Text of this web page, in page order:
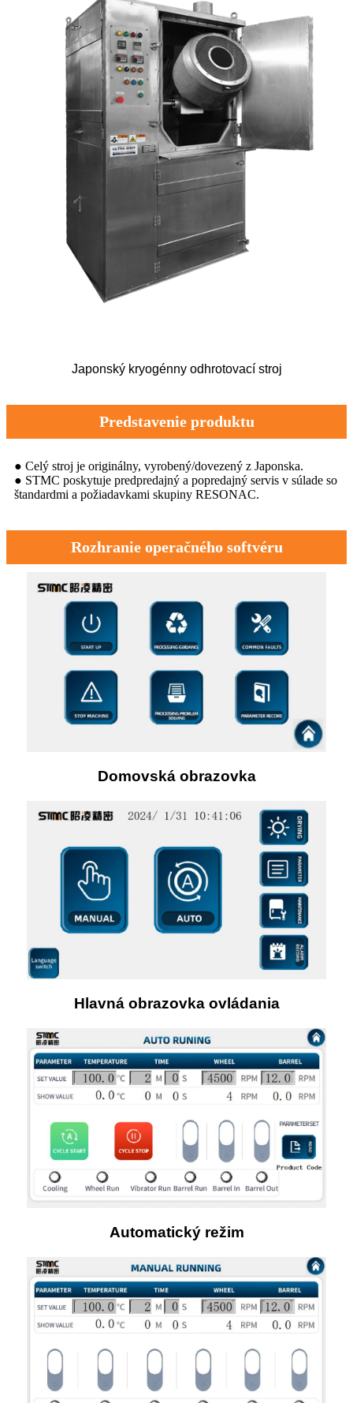
Japonský kryogénny odhrotovací stroj
Predstavenie produktu
● Celý stroj je originálny, vyrobený/dovezený z Japonska.
● STMC poskytuje predpredajný a popredajný servis v súlade so
štandardmi a požiadavkami skupiny RESONAC.
Rozhranie operačného softvéru
Domovská obrazovka
Hlavná obrazovka ovládania
Automatický režim